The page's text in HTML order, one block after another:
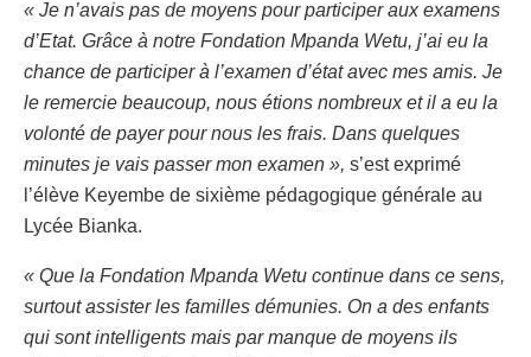
« Je n’avais pas de moyens pour participer aux examens
d’Etat. Grâce à notre Fondation Mpanda Wetu, j’ai eu la
chance de participer à l’examen d’état avec mes amis. Je
le remercie beaucoup, nous étions nombreux et il a eu la
volonté de payer pour nous les frais. Dans quelques
minutes je vais passer mon examen », s’est exprimé
l’élève Keyembe de sixième pédagogique générale au
Lycée Bianka.
« Que la Fondation Mpanda Wetu continue dans ce sens,
surtout assister les familles démunies. On a des enfants
qui sont intelligents mais par manque de moyens ils